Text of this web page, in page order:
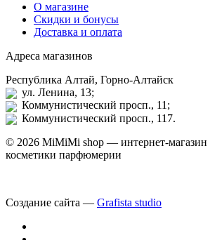
О магазине
Скидки и бонусы
Доставка и оплата
Адреса магазинов
Республика Алтай, Горно-Алтайск
ул. Ленина, 13;
Коммунистический просп., 11;
Коммунистический просп., 117.
© 2026 MiMiMi shop — интернет-магазин
косметики парфюмерии
Создание сайта — Grafista studio